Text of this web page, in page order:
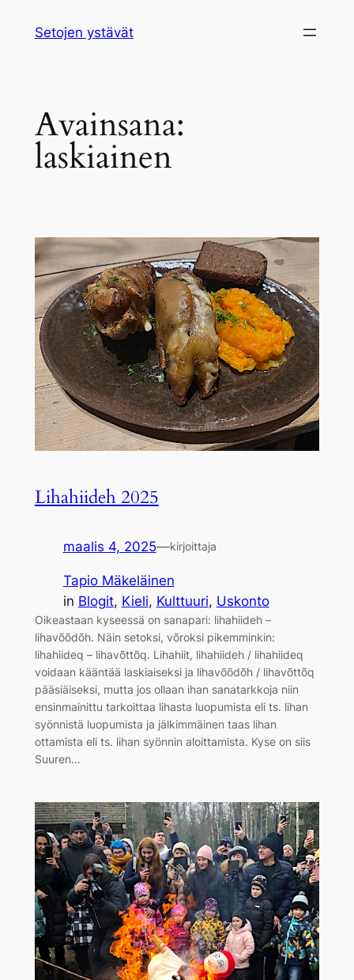
sisältöön
Setojen ystävät
Avainsana:
laskiainen
Lihahiideh 2025
maalis 4, 2025—kirjoittaja
Tapio Mäkeläinen
in Blogit, Kieli, Kulttuuri, Uskonto
Oikeastaan kyseessä on sanapari: lihahiideh –
lihavõõdõh. Näin setoksi, võroksi pikemminkin:
lihahiideq – lihavõttõq. Lihahiit, lihahiideh / lihahiideq
voidaan kääntää laskiaiseksi ja lihavõõdõh / lihavõttõq
pääsiäiseksi, mutta jos ollaan ihan sanatarkkoja niin
ensinmainittu tarkoittaa lihasta luopumista eli ts. lihan
syönnistä luopumista ja jälkimmäinen taas lihan
ottamista eli ts. lihan syönnin aloittamista. Kyse on siis
Suuren…